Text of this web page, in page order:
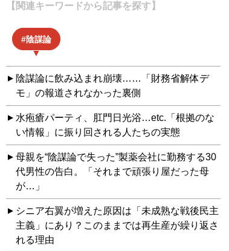
【関連キーワードから記事を探す】
陰謀論
陰謀論に飲み込まれ崩壊……「財務省解体デ
モ」の報道されなかった裏側
水疱瘡パーティ、肛門日光浴…etc.「根拠のな
い情報」に振り回される人たちの実態
母親を“陰謀論で失った”製薬会社に勤務する30
代男性の告白。「それまで頑張り屋だった母
が…」
シニア右翼が増えた原因は「未成熟な戦後民主
主義」にあり？このままでは再生産が繰り返さ
れる理由